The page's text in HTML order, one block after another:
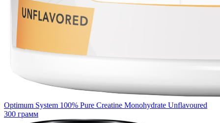
Optimum System 100% Pure Creatine Monohydrate Unflavoured
300 грамм